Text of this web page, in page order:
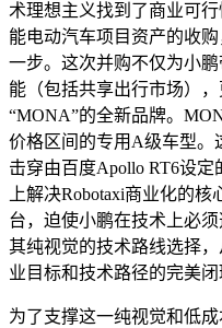
术理想主义找到了商业可
能电动汽车项目资产的收
一步。这次并购不仅为小
能（包括共享出行市场）
“MONA”的全新品牌。
价格区间的专用A级车型。
击穿由百度Apollo RT6设
上解决Robotaxi商业化的
台，迫使小鹏在技术上必
其纯视觉的技术路线选择
业目标和技术路径的完美闭
为了支撑这一纯视觉和低